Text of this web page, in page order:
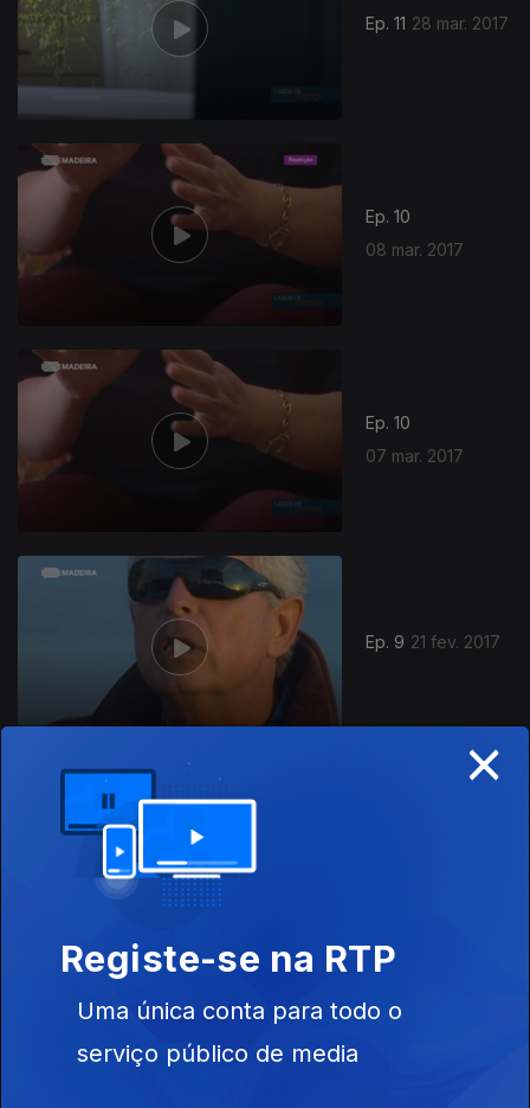
Ep. 11 28 mar. 2017
Ep. 10
08 mar. 2017
Ep. 10
07 mar. 2017
Ep. 9 21 fev. 2017
270351 ×
Registe-se na RTP
Uma única conta para todo o
serviço público de media